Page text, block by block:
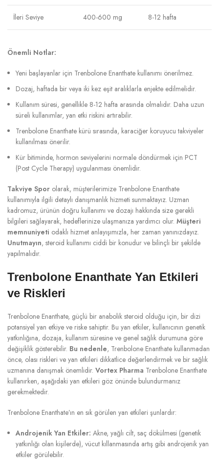
İleri Seviye 400-600 mg 8-12 hafta
Önemli Notlar:
Yeni başlayanlar için Trenbolone Enanthate kullanımı önerilmez.
Dozaj, haftada bir veya iki kez eşit aralıklarla enjekte edilmelidir.
Kullanım süresi, genellikle 8-12 hafta arasında olmalıdır. Daha uzun
süreli kullanımlar, yan etki riskini artırabilir.
Trenbolone Enanthate kürü sırasında, karaciğer koruyucu takviyeler
kullanılması önerilir.
Kür bitiminde, hormon seviyelerini normale döndürmek için PCT
(Post Cycle Therapy) uygulanması önemlidir.
Takviye Spor olarak, müşterilerimize Trenbolone Enanthate
kullanımıyla ilgili detaylı danışmanlık hizmeti sunmaktayız. Uzman
kadromuz, ürünün doğru kullanımı ve dozajı hakkında size gerekli
bilgileri sağlayarak, hedeflerinize ulaşmanıza yardımcı olur. Müşteri
memnuniyeti odaklı hizmet anlayışımızla, her zaman yanınızdayız.
Unutmayın, steroid kullanımı ciddi bir konudur ve bilinçli bir şekilde
yapılmalıdır.
Trenbolone Enanthate Yan Etkileri
ve Riskleri
Trenbolone Enanthate, güçlü bir anabolik steroid olduğu için, bir dizi
potansiyel yan etkiye ve riske sahiptir. Bu yan etkiler, kullanıcının genetik
yatkınlığına, dozaja, kullanım süresine ve genel sağlık durumuna göre
değişiklik gösterebilir. Bu nedenle, Trenbolone Enanthate kullanmadan
önce, olası riskleri ve yan etkileri dikkatlice değerlendirmek ve bir sağlık
uzmanına danışmak önemlidir. Vortex Pharma Trenbolone Enanthate
kullanırken, aşağıdaki yan etkileri göz önünde bulundurmanız
gerekmektedir.
Trenbolone Enanthate’ın en sık görülen yan etkileri şunlardır:
Androjenik Yan Etkiler: Akne, yağlı cilt, saç dökülmesi (genetik
yatkınlığı olan kişilerde), vücut kıllanmasında artış gibi androjenik yan
etkiler görülebilir.